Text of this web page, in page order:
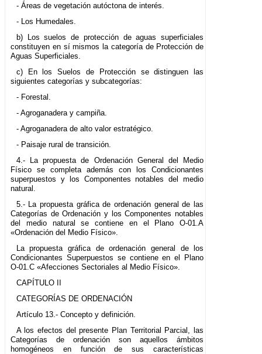
- Áreas de vegetación autóctona de interés.
- Los Humedales.
b) Los suelos de protección de aguas superficiales
constituyen en sí mismos la categoría de Protección de
Aguas Superficiales.
c) En los Suelos de Protección se distinguen las
siguientes categorías y subcategorías:
- Forestal.
- Agroganadera y campiña.
- Agroganadera de alto valor estratégico.
- Paisaje rural de transición.
4.- La propuesta de Ordenación General del Medio
Físico se completa además con los Condicionantes
superpuestos y los Componentes notables del medio
natural.
5.- La propuesta gráfica de ordenación general de las
Categorías de Ordenación y los Componentes notables
del medio natural se contiene en el Plano O-01.A
«Ordenación del Medio Físico».
La propuesta gráfica de ordenación general de los
Condicionantes Superpuestos se contiene en el Plano
O-01.C «Afecciones Sectoriales al Medio Físico».
CAPÍTULO II
CATEGORÍAS DE ORDENACIÓN
Artículo 13.- Concepto y definición.
A los efectos del presente Plan Territorial Parcial, las
Categorías de ordenación son aquellos ámbitos
homogéneos en función de sus características